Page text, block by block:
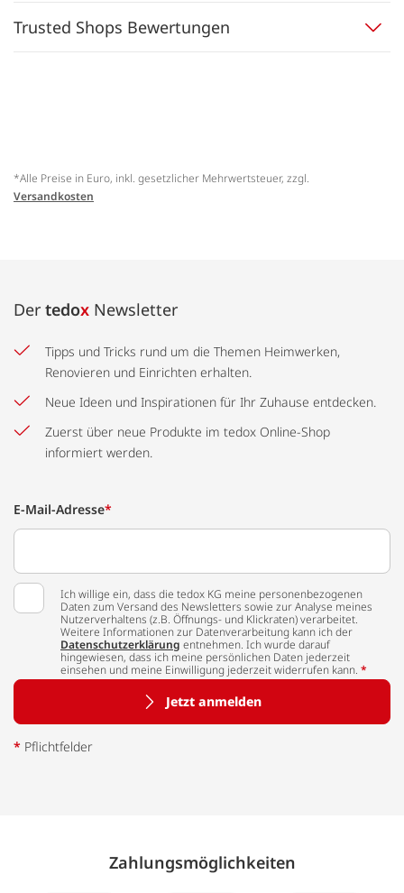
Trusted Shops Bewertungen
*Alle Preise in Euro, inkl. gesetzlicher Mehrwertsteuer, zzgl.
Versandkosten
Der tedox Newsletter
Tipps und Tricks rund um die Themen Heimwerken,
Renovieren und Einrichten erhalten.
Neue Ideen und Inspirationen für Ihr Zuhause entdecken.
Zuerst über neue Produkte im tedox Online-Shop
informiert werden.
E-Mail-Adresse*
Ich willige ein, dass die tedox KG meine personenbezogenen
Daten zum Versand des Newsletters sowie zur Analyse meines
Nutzerverhaltens (z.B. Öffnungs- und Klickraten) verarbeitet.
Weitere Informationen zur Datenverarbeitung kann ich der
Datenschutzerklärung entnehmen. Ich wurde darauf
hingewiesen, dass ich meine persönlichen Daten jederzeit
einsehen und meine Einwilligung jederzeit widerrufen kann. *
Jetzt anmelden
* Pflichtfelder
Zahlungs­möglich­keiten